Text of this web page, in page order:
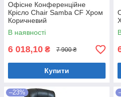
Офісне Конференційне
Крісло Chair Samba CF Хром
Коричневий
В наявності
6 018,10 ₴ 7 900 ₴
Купити
–23%